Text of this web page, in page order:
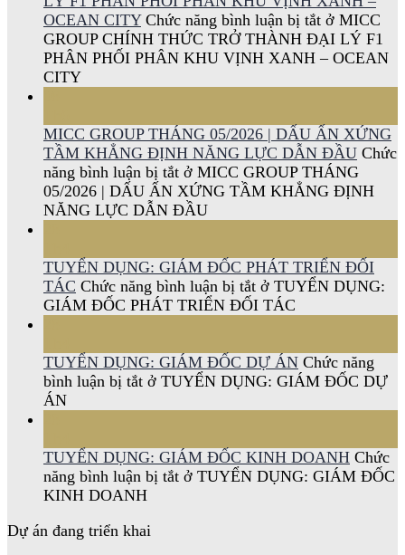
OCEAN CITY Chức năng bình luận bị tắt ở MICC
GROUP CHÍNH THỨC TRỞ THÀNH ĐẠI LÝ F1
PHÂN PHỐI PHÂN KHU VỊNH XANH – OCEAN
CITY
MICC GROUP THÁNG 05/2026 | DẤU ẤN XỨNG
TẦM KHẲNG ĐỊNH NĂNG LỰC DẪN ĐẦU Chức
năng bình luận bị tắt ở MICC GROUP THÁNG
05/2026 | DẤU ẤN XỨNG TẦM KHẲNG ĐỊNH
NĂNG LỰC DẪN ĐẦU
TUYỂN DỤNG: GIÁM ĐỐC PHÁT TRIỂN ĐỐI
TÁC Chức năng bình luận bị tắt ở TUYỂN DỤNG:
GIÁM ĐỐC PHÁT TRIỂN ĐỐI TÁC
TUYỂN DỤNG: GIÁM ĐỐC DỰ ÁN Chức năng
bình luận bị tắt ở TUYỂN DỤNG: GIÁM ĐỐC DỰ
ÁN
TUYỂN DỤNG: GIÁM ĐỐC KINH DOANH Chức
năng bình luận bị tắt ở TUYỂN DỤNG: GIÁM ĐỐC
KINH DOANH
Dự án đang triển khai